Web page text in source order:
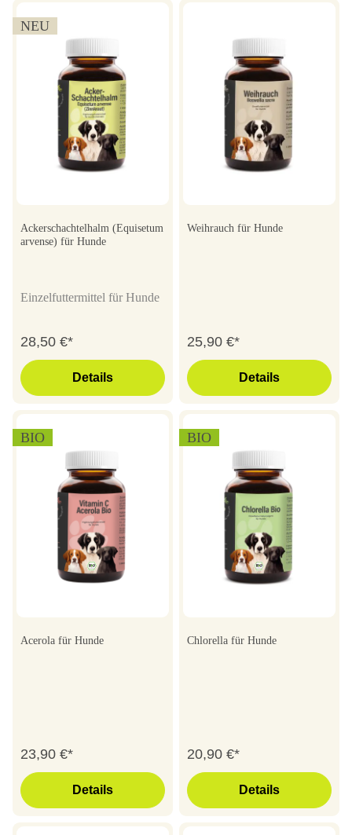
NEU
Ackerschachtelhalm (Equisetum
arvense) für Hunde
Einzelfuttermittel für Hunde
28,50 €*
Details
Weihrauch für Hunde
25,90 €*
Details
BIO
Acerola für Hunde
23,90 €*
Details
BIO
Chlorella für Hunde
20,90 €*
Details